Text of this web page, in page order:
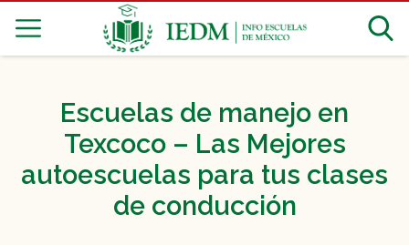
Escuelas de manejo en
Texcoco – Las Mejores
autoescuelas para tus clases
de conducción